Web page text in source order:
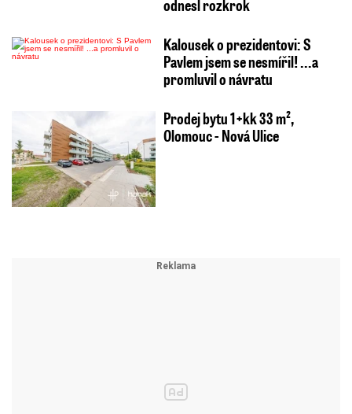
odnesl rozkrok
Kalousek o prezidentovi: S
Pavlem jsem se nesmířil! ...a
promluvil o návratu
Prodej bytu 1+kk 33 m²,
Olomouc - Nová Ulice